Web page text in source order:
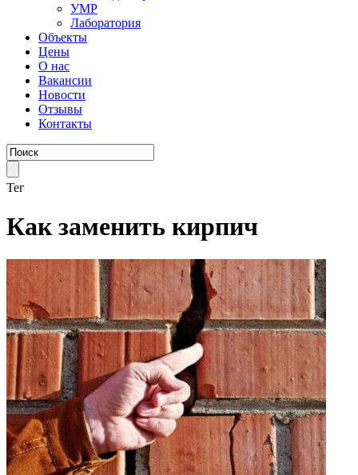
УМР
Лаборатория
Объекты
Цены
О нас
Вакансии
Новости
Отзывы
Контакты
Тег
Как заменить кирпич